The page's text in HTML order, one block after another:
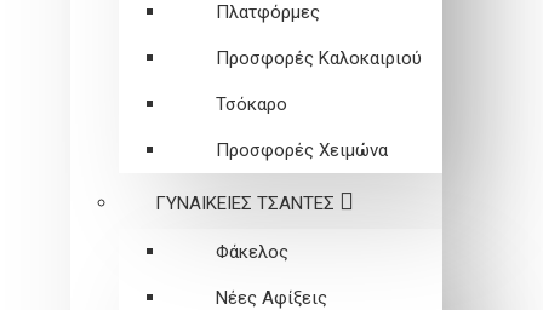
Πλατφόρμες
Προσφορές Καλοκαιριού
Τσόκαρο
Προσφορές Χειμώνα
ΓΥΝΑΙΚΕΙEΣ ΤΣΑΝΤΕΣ
Φάκελος
Νέες Αφίξεις